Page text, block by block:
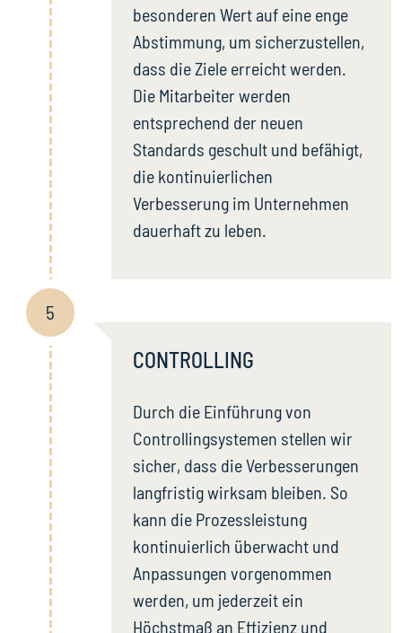
besonderen Wert auf eine enge
Abstimmung, um sicherzustellen,
dass die Ziele erreicht werden.
Die Mitarbeiter werden
entsprechend der neuen
Standards geschult und befähigt,
die kontinuierlichen
Verbesserung im Unternehmen
dauerhaft zu leben.
5
CONTROLLING
Durch die Einführung von
Controllingsystemen stellen wir
sicher, dass die Verbesserungen
langfristig wirksam bleiben. So
kann die Prozessleistung
kontinuierlich überwacht und
Anpassungen vorgenommen
werden, um jederzeit ein
Höchstmaß an Effizienz und